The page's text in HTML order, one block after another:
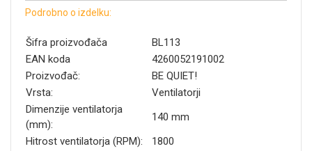
Podrobno o izdelku:
Šifra proizvođača
BL113
EAN koda
4260052191002
Proizvođač:
BE QUIET!
Vrsta:
Ventilatorji
Dimenzije ventilatorja
(mm):
140 mm
Hitrost ventilatorja (RPM):
1800